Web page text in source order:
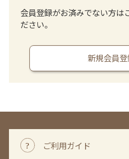
会員登録がお済みでない方は
ださい。
新規会員
ご利用ガイド